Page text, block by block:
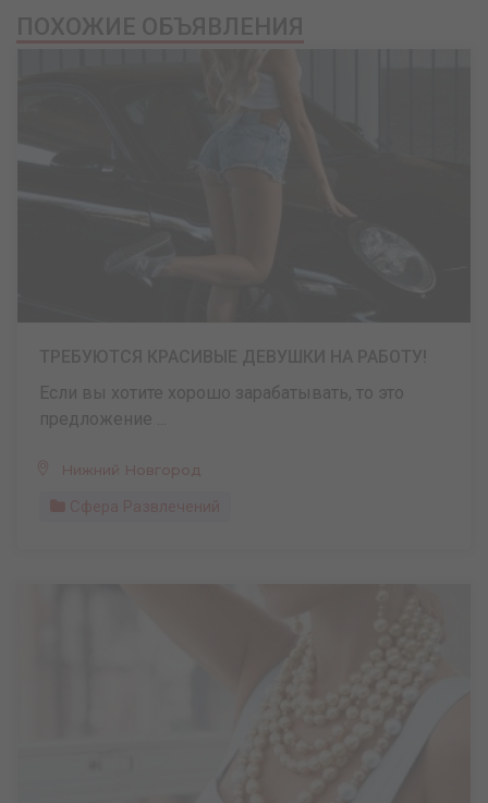
Если вы хотите хорошо зарабатывать, то это
предложение ...
Нижний Новгород
Сфера Развлечений